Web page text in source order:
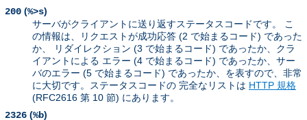
200 (%>s)
サーバがクライアントに送り返すステータスコードです。 こ
の情報は、リクエストが成功応答 (2 で始まるコード) であった
か、 リダイレクション (3 で始まるコード) であったか、クラ
イアントによる エラー (4 で始まるコード) であったか、サー
バのエラー (5 で始まるコード) であったか、を表すので、非常
に大切です。ステータスコードの 完全なリストは HTTP 規格
(RFC2616 第 10 節) にあります。
2326 (%b)